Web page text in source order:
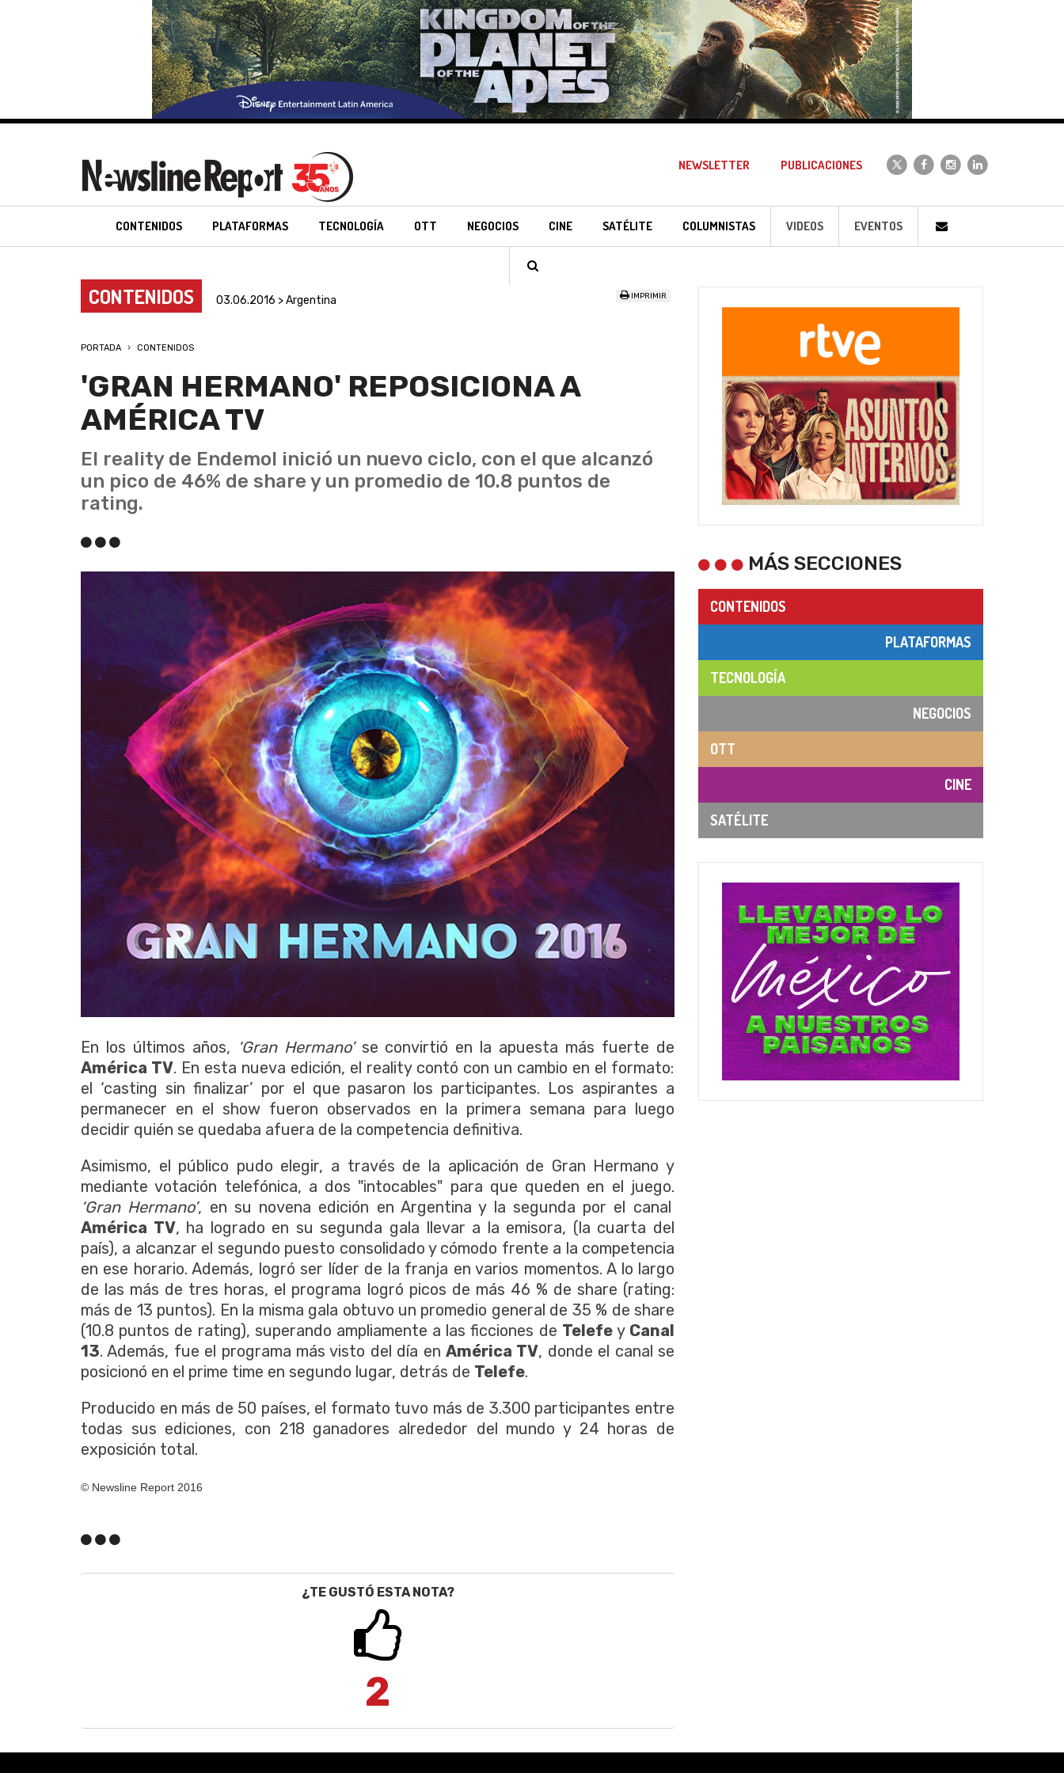
NEWSLETTER PUBLICACIONES
CONTENIDOS PLATAFORMAS TECNOLOGÍA OTT NEGOCIOS CINE SATÉLITE COLUMNISTAS VIDEOS EVENTOS
CONTENIDOS 03.06.2016 > Argentina IMPRIMIR
PORTADA CONTENIDOS
'GRAN HERMANO' REPOSICIONA A
AMÉRICA TV
El reality de Endemol inició un nuevo ciclo, con el que alcanzó
un pico de 46% de share y un promedio de 10.8 puntos de
rating.
En los últimos años, ‘Gran Hermano’se convirtió en la apuesta más fuerte de
América TV. En esta nueva edición, el reality contó con un cambio en el formato:
el ‘casting sin finalizar’ por el que pasaron los participantes. Los aspirantes a
permanecer en el show fueron observados en la primera semana para luego
decidir quién se quedaba afuera de la competencia definitiva.
Asimismo, el público pudo elegir, a través de la aplicación de Gran Hermano y
mediante votación telefónica, a dos "intocables" para que queden en el juego.
‘Gran Hermano’, en su novena edición en Argentina y la segunda por el canal
América TV, ha logrado en su segunda gala llevar a la emisora, (la cuarta del
país), a alcanzar el segundo puesto consolidado y cómodo frente a la competencia
en ese horario. Además, logró ser líder de la franja en varios momentos. A lo largo
de las más de tres horas, el programa logró picos de más 46 % de share (rating:
más de 13 puntos). En la misma gala obtuvo un promedio general de 35 % de share
(10.8 puntos de rating), superando ampliamente a las ficciones de Telefe y Canal
13. Además, fue el programa más visto del día en América TV, donde el canal se
posicionó en el prime time en segundo lugar, detrás de Telefe.
Producido en más de 50 países, el formato tuvo más de 3.300 participantes entre
todas sus ediciones, con 218 ganadores alrededor del mundo y 24 horas de
exposición total.
© Newsline Report 2016
¿TE GUSTÓ ESTA NOTA?
2
MÁS SECCIONES
CONTENIDOS
PLATAFORMAS
TECNOLOGÍA
NEGOCIOS
OTT
CINE
SATÉLITE